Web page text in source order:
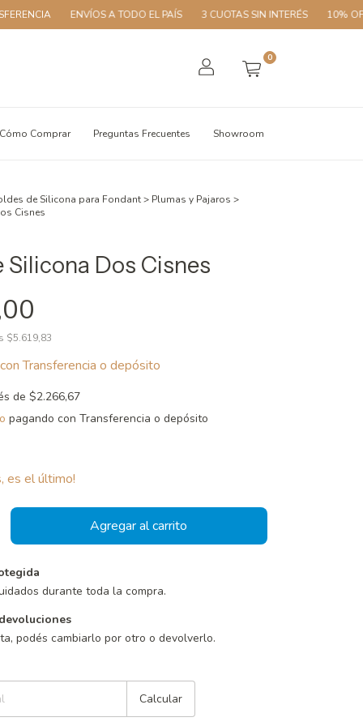
ENVÍOS A TODO EL PAÍS 3 CUOTAS SIN INTERÉS 10% OFF CON
0
Cómo Comprar Preguntas Frecuentes Showroom
de Silicona para Fondant > Plumas y Pajaros >
Cisnes
Silicona Dos Cisnes
$5.619,83
con Transferencia o depósito
de $2.266,67
pagando con Transferencia o depósito
es el último!
durante toda la compra.
podés cambiarlo por otro o devolverlo.
Calcular